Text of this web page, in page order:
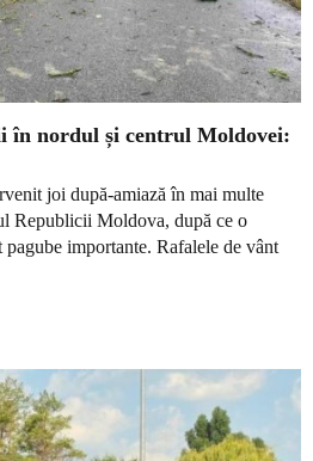
în nordul și centrul Moldovei:
joi după-amiază în mai multe
Republicii Moldova, după ce o
importante. Rafalele de vânt